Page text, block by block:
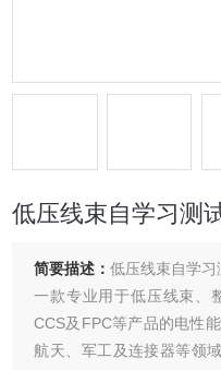
低压线束自学习测
简要描述：低压线束自学
一款专业用于低压线束、
CCS及FPC等产品的电性
航天、军工及连接器等领